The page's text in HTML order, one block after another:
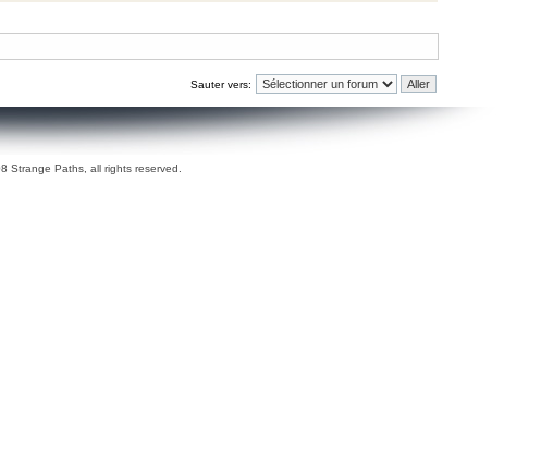
Sauter vers:
Strange Paths, all rights reserved.